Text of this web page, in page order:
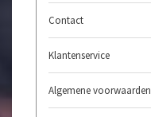
Contact
Klantenservice
Algemene voorwaarden